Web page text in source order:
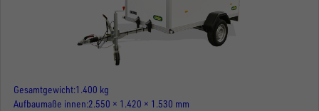
Gesamtgewicht 1.400 kg
Aufbaumaße innen 2.550 × 1.420 × 1.530 mm